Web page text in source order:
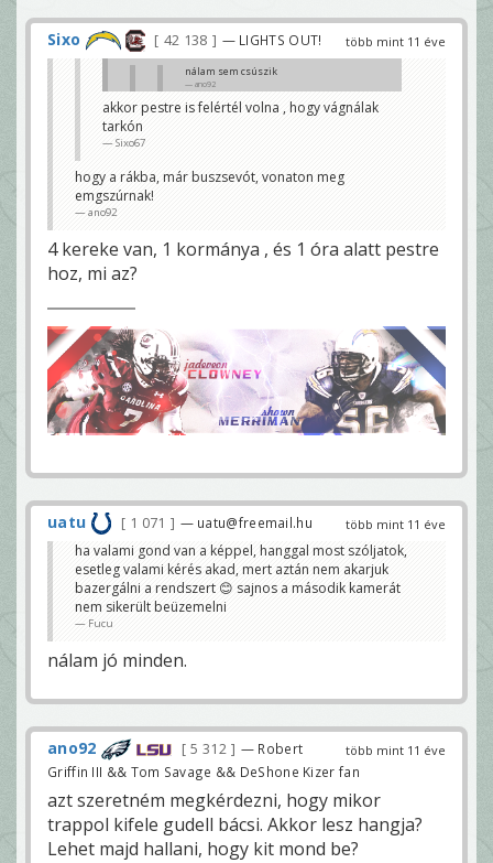
több mint 11 éve
Sixo 42 138 — LIGHTS OUT!
nálam sem csúszik
ano92
te tepsi képű, azt mondtad mustaine
már hazaértem. aludtam is 😀 😀 😀
ano92
akkor pestre is felértél volna , hogy vágnálak
tarkón
Sixo67
hogy a rákba, már buszsevót, vonaton meg
emgszúrnak!
ano92
4 kereke van, 1 kormánya , és 1 óra alatt pestre
hoz, mi az?
több mint 11 éve
uatu 1 071 — uatu@freemail.hu
ha valami gond van a képpel, hanggal most szóljatok,
esetleg valami kérés akad, mert aztán nem akarjuk
bazergálni a rendszert 😊 sajnos a második kamerát
nem sikerült beüzemelni
Fucu
nálam jó minden.
több mint 11 éve
ano92 5 312
— Robert
Griffin III && Tom Savage && DeShone Kizer fan
azt szeretném megkérdezni, hogy mikor
trappol kifele gudell bácsi. Akkor lesz hangja?
Lehet majd hallani, hogy kit mond be?